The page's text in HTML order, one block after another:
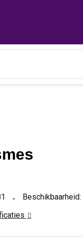
Beschikbaarheid: